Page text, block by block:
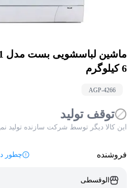
6 کیلوگرم
AGP-4266
توقف تولید
این کالا دیگر توسط شرکت سازنده تولید
فروشنده چطور
الوقسطی